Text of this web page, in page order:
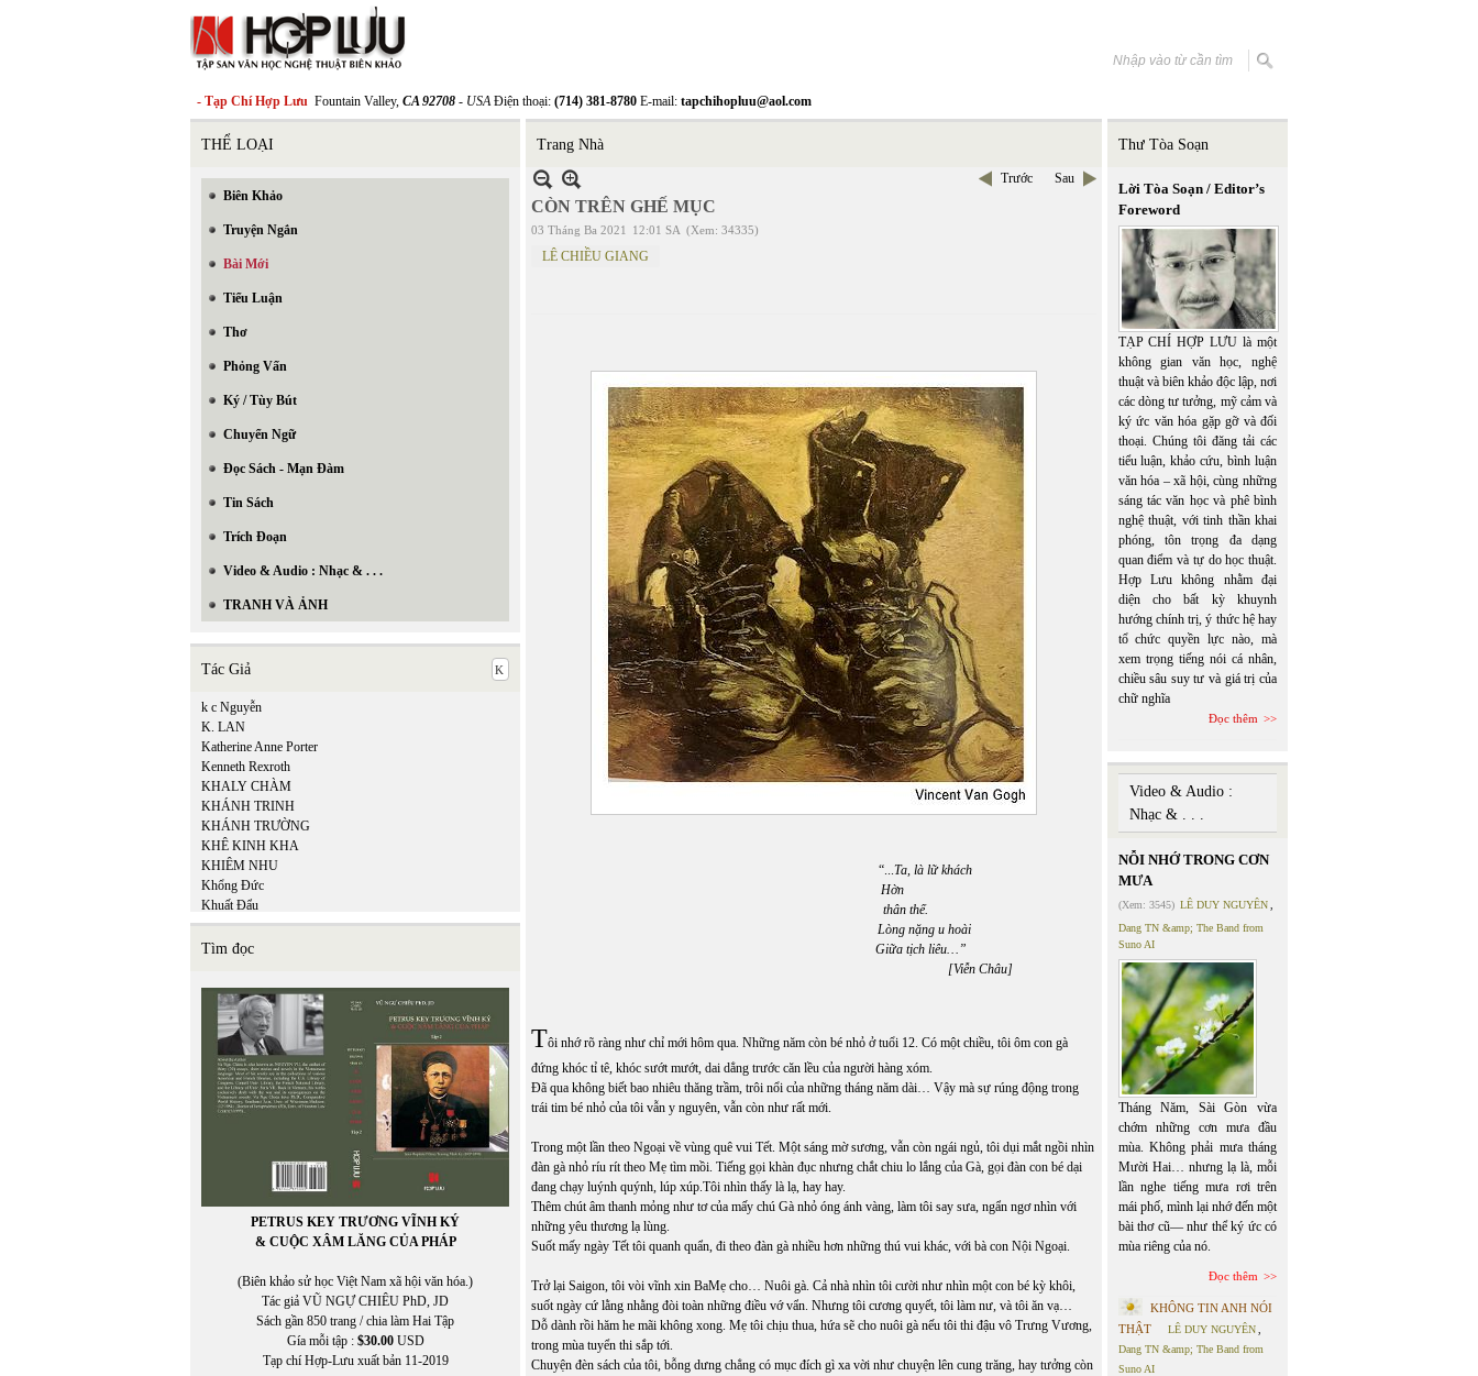
- Tạp Chí Hợp Lưu Fountain Valley, CA 92708 - USAĐiện thoại: (714) 381-8780 E-mail: tapchihopluu@aol.com
THỂ LOẠI
Biên Khảo
Truyện Ngắn
Bài Mới
Tiểu Luận
Thơ
Phỏng Vấn
Ký / Tùy Bút
Chuyển Ngữ
Đọc Sách - Mạn Đàm
Tin Sách
Trích Đoạn
Video & Audio : Nhạc & . . .
TRANH VÀ ẢNH
Tác Giả
k c Nguyễn
K. LAN
Katherine Anne Porter
Kenneth Rexroth
KHALY CHÀM
KHÁNH TRINH
KHÁNH TRƯỜNG
KHÊ KINH KHA
KHIÊM NHU
Khổng Đức
Khuất Đẩu
Khuyết Danh
Kiệm Hoàng
Kiều Thị An Giang
KIM LONG
Kim Nhung
Kim Tuấn
Kinh Dương Vương
Kuroda Momoko
Kurt Vonnegut, Jr.
Tìm đọc
PETRUS KEY TRƯƠNG VĨNH KÝ
& CUỘC XÂM LĂNG CỦA PHÁP
(Biên khảo sử học Việt Nam xã hội văn hóa.)
Tác giả VŨ NGỰ CHIÊU PhD, JD
Sách gần 850 trang / chia làm Hai Tập
Gía mỗi tập : $30.00USD
Tạp chí Hợp-Lưu xuất bản 11-2019
Trang Nhà
Trước Sau
CÒN TRÊN GHẾ MỤC
03 Tháng Ba 2021 12:01 SA (Xem: 34335)
LÊ CHIỀU GIANG
“...Ta, là lữ khách
Hờn
thân thế.
Lòng nặng u hoài
Giữa tịch liêu…”
[Viễn Châu]
Tôi nhớ rõ ràng như chỉ mới hôm qua. Những năm còn bé nhỏ ở tuổi 12. Có một chiều, tôi ôm con gà
đứng khóc tỉ tê, khóc sướt mướt, dai dẳng trước căn lều của người hàng xóm.
Đã qua không biết bao nhiêu thăng trầm, trôi nổi của những tháng năm dài… Vậy mà sự rúng động trong
trái tim bé nhỏ của tôi vẫn y nguyên, vẫn còn như rất mới.
Trong một lần theo Ngoại về vùng quê vui Tết. Một sáng mờ sương, vẫn còn ngái ngủ, tôi dụi mắt ngồi nhìn
đàn gà nhỏ ríu rít theo Mẹ tìm mồi. Tiếng gọi khàn đục nhưng chắt chiu lo lắng của Gà, gọi đàn con bé dại
đang chạy luýnh quýnh, lúp xúp.Tôi nhìn thấy là lạ, hay hay.
Thêm chút âm thanh mỏng như tơ của mấy chú Gà nhỏ óng ánh vàng, làm tôi say sưa, ngẩn ngơ nhìn với
những yêu thương lạ lùng.
Suốt mấy ngày Tết tôi quanh quẩn, đi theo đàn gà nhiều hơn những thú vui khác, với bà con Nội Ngoại.
Trở lại Saigon, tôi vòi vĩnh xin BaMẹ cho… Nuôi gà. Cả nhà nhìn tôi cười như nhìn một con bé kỳ khôi,
suốt ngày cứ lằng nhằng đòi toàn những điều vớ vẩn. Nhưng tôi cương quyết, tôi làm nư, và tôi ăn vạ…
Dỗ dành rồi hăm he mãi không xong. Mẹ tôi chịu thua, hứa sẽ cho nuôi gà nếu tôi thi đậu vô Trưng Vương,
trong mùa tuyển thi sắp tới.
Chuyện đèn sách của tôi, bỗng dưng chẳng có mục đích gì xa vời như chuyện lên cung trăng, hay tưởng còn
Thư Tòa Soạn
Lời Tòa Soạn / Editor’s
Foreword
TẠP CHÍ HỢP LƯU là một
không gian văn học, nghệ
thuật và biên khảo độc lập, nơi
các dòng tư tưởng, mỹ cảm và
ký ức văn hóa gặp gỡ và đối
thoại. Chúng tôi đăng tải các
tiểu luận, khảo cứu, bình luận
văn hóa – xã hội, cùng những
sáng tác văn học và phê bình
nghệ thuật, với tinh thần khai
phóng, tôn trọng đa dạng
quan điểm và tự do học thuật.
Hợp Lưu không nhằm đại
diện cho bất kỳ khuynh
hướng chính trị, ý thức hệ hay
tổ chức quyền lực nào, mà
xem trọng tiếng nói cá nhân,
chiều sâu suy tư và giá trị của
chữ nghĩa
Đọc thêm
Video & Audio :
Nhạc & . . .
NỖI NHỚ TRONG CƠN
MƯA
(Xem: 3545) LÊ DUY NGUYÊN
Dang TN &amp; The Band from
Suno AI
Tháng Năm, Sài Gòn vừa
chớm những cơn mưa đầu
mùa. Không phải mưa tháng
Mười Hai… nhưng lạ là, mỗi
lần nghe tiếng mưa rơi trên
mái phố, mình lại nhớ đến một
bài thơ cũ— như thể ký ức có
mùa riêng của nó.
Đọc thêm
KHÔNG TIN ANH NÓI
THẬT
LÊ DUY NGUYÊN
Dang TN &amp; The Band from
Suno AI